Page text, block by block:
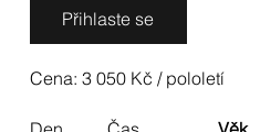
Cena: 3 050 Kč / pololetí
Přihlaste se